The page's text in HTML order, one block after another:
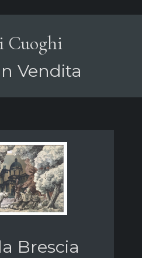
Cuoghi
Vendita
Brescia